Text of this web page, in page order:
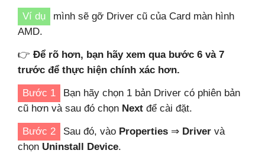
Ví dụ
mình sẽ gỡ Driver cũ của Card màn hình
AMD.
👉 Để rõ hơn, bạn hãy xem qua bước 6 và 7
trước để thực hiện chính xác hơn.
Bước 1
Bạn hãy chọn 1 bản Driver có phiên bản
cũ hơn và sau đó chọn Next để cài đặt.
Bước 2 Sau đó, vào Properties ⇒ Driver và
chọn Uninstall Device.